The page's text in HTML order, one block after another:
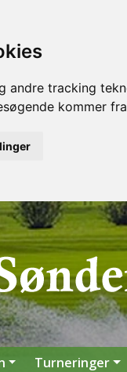
andre tracking
kommer
Turneringer